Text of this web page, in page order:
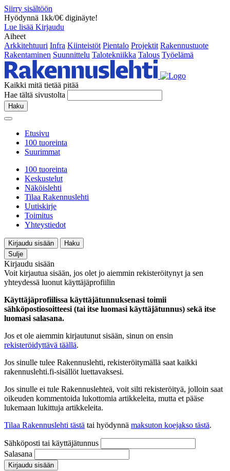
Siirry sisältöön
Hyödynnä 1kk/0€ diginäyte!
Lue lisää Kirjaudu
Aiheet
Arkkitehtuuri Infra Kiinteistöt Pientalo Projektit Rakennustuote
Rakentaminen Suunnittelu Talotekniikka Talous Työelämä
Kaikki mitä tietää pitää
Hae tältä sivustolta
Haku
Etusivu
100 tuoreinta
Suurimmat
100 tuoreinta
Keskustelut
Näköislehti
Tilaa Rakennuslehti
Uutiskirje
Toimitus
Yhteystiedot
Kirjaudu sisään
Haku
Sulje
Kirjaudu sisään
Voit kirjautua sisään, jos olet jo aiemmin rekisteröitynyt ja sen
yhteydessä luonut käyttäjäprofiilin
Käyttäjäprofiilissa käyttäjätunnuksenasi toimii
sähköpostiosoitteesi (tai itse luomasi käyttäjätunnus) sekä itse
luomasi salasana.
Jos et ole aiemmin kirjautunut sisään, sinun on ensin
rekisteröidyttävä täällä.
Jos sinulle tulee Rakennuslehti, rekisteröitymällä saat kaikki
rakennuslehti.fi-sisällöt luettavaksesi.
Jos sinulle ei tule Rakennuslehteä, voit silti rekisteröityä, jolloin saat
oikeuden kommentoida lukottomia artikkeleita, mutta et pääse
lukemaan lukittuja artikkeleita.
Tilaa Rakennuslehti tästä tai hyödynnä maksuton koejakso tästä.
Sähköposti tai käyttäjätunnus
Salasana
Kirjaudu sisään